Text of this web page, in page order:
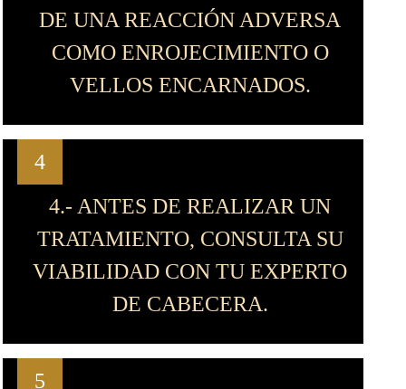
DE UNA REACCIÓN ADVERSA
COMO ENROJECIMIENTO O
VELLOS ENCARNADOS.
4
4.- ANTES DE REALIZAR UN
TRATAMIENTO, CONSULTA SU
VIABILIDAD CON TU EXPERTO
DE CABECERA.
5